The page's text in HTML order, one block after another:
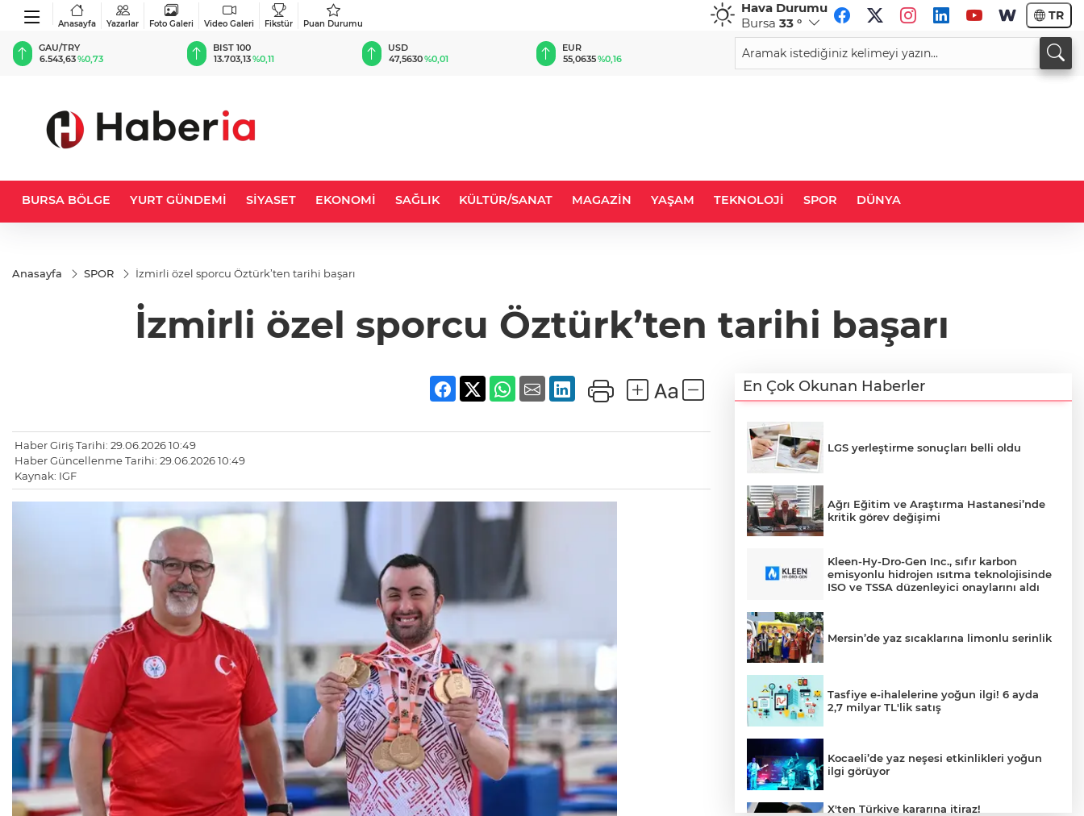
Anasayfa Yazarlar Foto Galeri Video Galeri Fikstür Puan Durumu
Hava Durumu
Bursa 33 ° TR
BIST 100
13.703,13%0,11
USD
47,5630%0,01
EUR
55,0635 %0,16
GBP
64,1837%0,20
CHF
58,9453 %0,05
33,9445
BURSA BÖLGE YURT GÜNDEMİ SİYASET EKONOMİ SAĞLIK KÜLTÜR/SANAT MAGAZİN YAŞAM TEKNOLOJİ SPOR DÜNYA
Anasayfa SPOR İzmirli özel sporcu Öztürk’ten tarihi başarı
İzmirli özel sporcu Öztürk’ten tarihi başarı
Haber Giriş Tarihi: 29.06.2026 10:49
Haber Güncellenme Tarihi: 29.06.2026 10:49
Kaynak: IGF
En Çok Okunan Haberler
LGS yerleştirme sonuçları belli oldu
Ağrı Eğitim ve Araştırma Hastanesi’nde
kritik görev değişimi
Kleen-Hy-Dro-Gen Inc., sıfır karbon
emisyonlu hidrojen ısıtma teknolojisinde
ISO ve TSSA düzenleyici onaylarını aldı
Mersin’de yaz sıcaklarına limonlu serinlik
Tasfiye e-ihalelerine yoğun ilgi! 6 ayda
2,7 milyar TL'lik satış
Kocaeli’de yaz neşesi etkinlikleri yoğun
ilgi görüyor
X'ten Türkiye kararına itiraz!